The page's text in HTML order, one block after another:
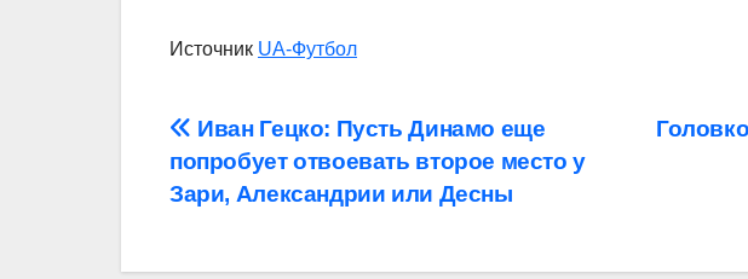
Источник UA-Футбол
Навігація
записів
Иван Гецко: Пусть Динамо еще
попробует отвоевать второе место у
Зари, Александрии или Десны